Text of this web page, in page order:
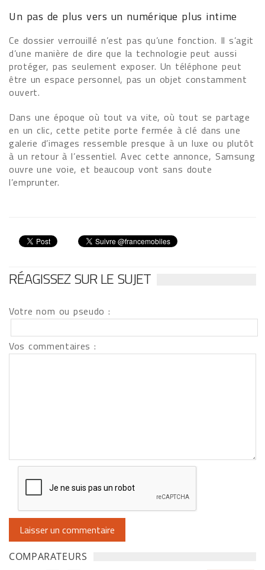
Un pas de plus vers un numérique plus intime
Ce dossier verrouillé n’est pas qu’une fonction. Il s’agit
d’une manière de dire que la technologie peut aussi
protéger, pas seulement exposer. Un téléphone peut
être un espace personnel, pas un objet constamment
ouvert.
Dans une époque où tout va vite, où tout se partage
en un clic, cette petite porte fermée à clé dans une
galerie d’images ressemble presque à un luxe ou plutôt
à un retour à l’essentiel. Avec cette annonce, Samsung
ouvre une voie, et beaucoup vont sans doute
l’emprunter.
RÉAGISSEZ SUR LE SUJET
Votre nom ou pseudo :
Vos commentaires :
COMPARATEURS